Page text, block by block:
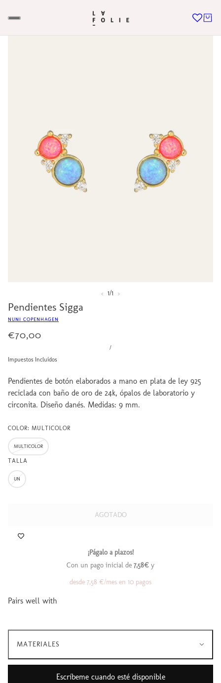
‹ 1/1 ›
Pendientes Sigga
NUNI COPENHAGEN
€70,00
/
Impuestos Incluidos
Pendientes de botón elaborados a mano en plata de ley 925
reciclada con baño de oro de 24k, ópalos de laboratorio y
circonita. Diseño danés. Medidas: 9 mm.
COLOR: MULTICOLOR
MULTICOLOR
TALLA
UN
AGOTADO
Pairs well with
MATERIALES
Escríbeme cuando esté disponible